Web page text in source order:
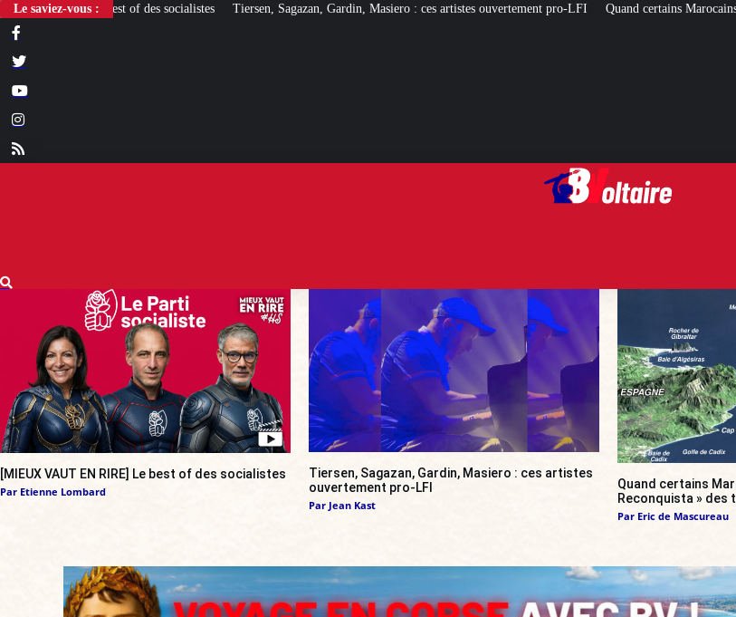
Le saviez-vous : Tiersen, Sagazan, Gardin, Masiero : ces artistes ouvertement pro-LFI Quand certains Marocains rêvent d’une «
[MIEUX VAUT EN RIRE] Le best of des socialistes
Par Etienne Lombard
Tiersen, Sagazan, Gardin, Masiero : ces artistes
ouvertement pro-LFI
Par Jean Kast
Quand certains
Reconquista »
Par Eric de Mascureau